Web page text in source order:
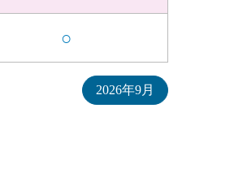
○
2026年9月